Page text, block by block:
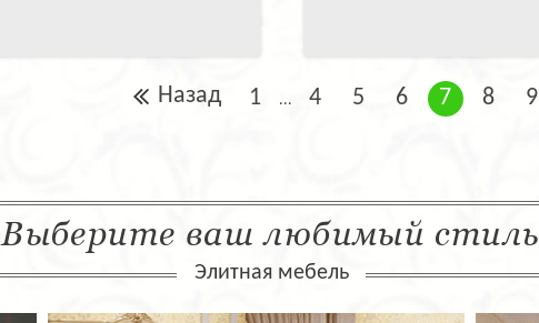
Назад 1 ... 4 5 6 7 8 9
Выберите ваш любимый стиль
Элитная мебель